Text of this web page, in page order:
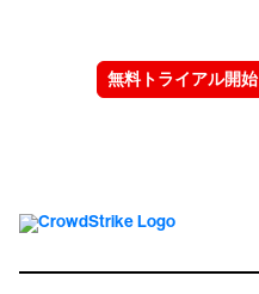
無料トライアル開始